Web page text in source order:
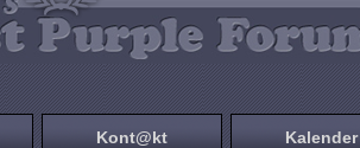
Kont@kt Kalender